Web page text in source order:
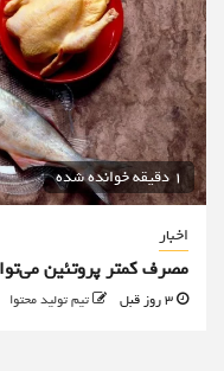
1 دقیقه خوانده شده
اخبار
مصرف کمتر پروتئین
تیم تولید محتوا